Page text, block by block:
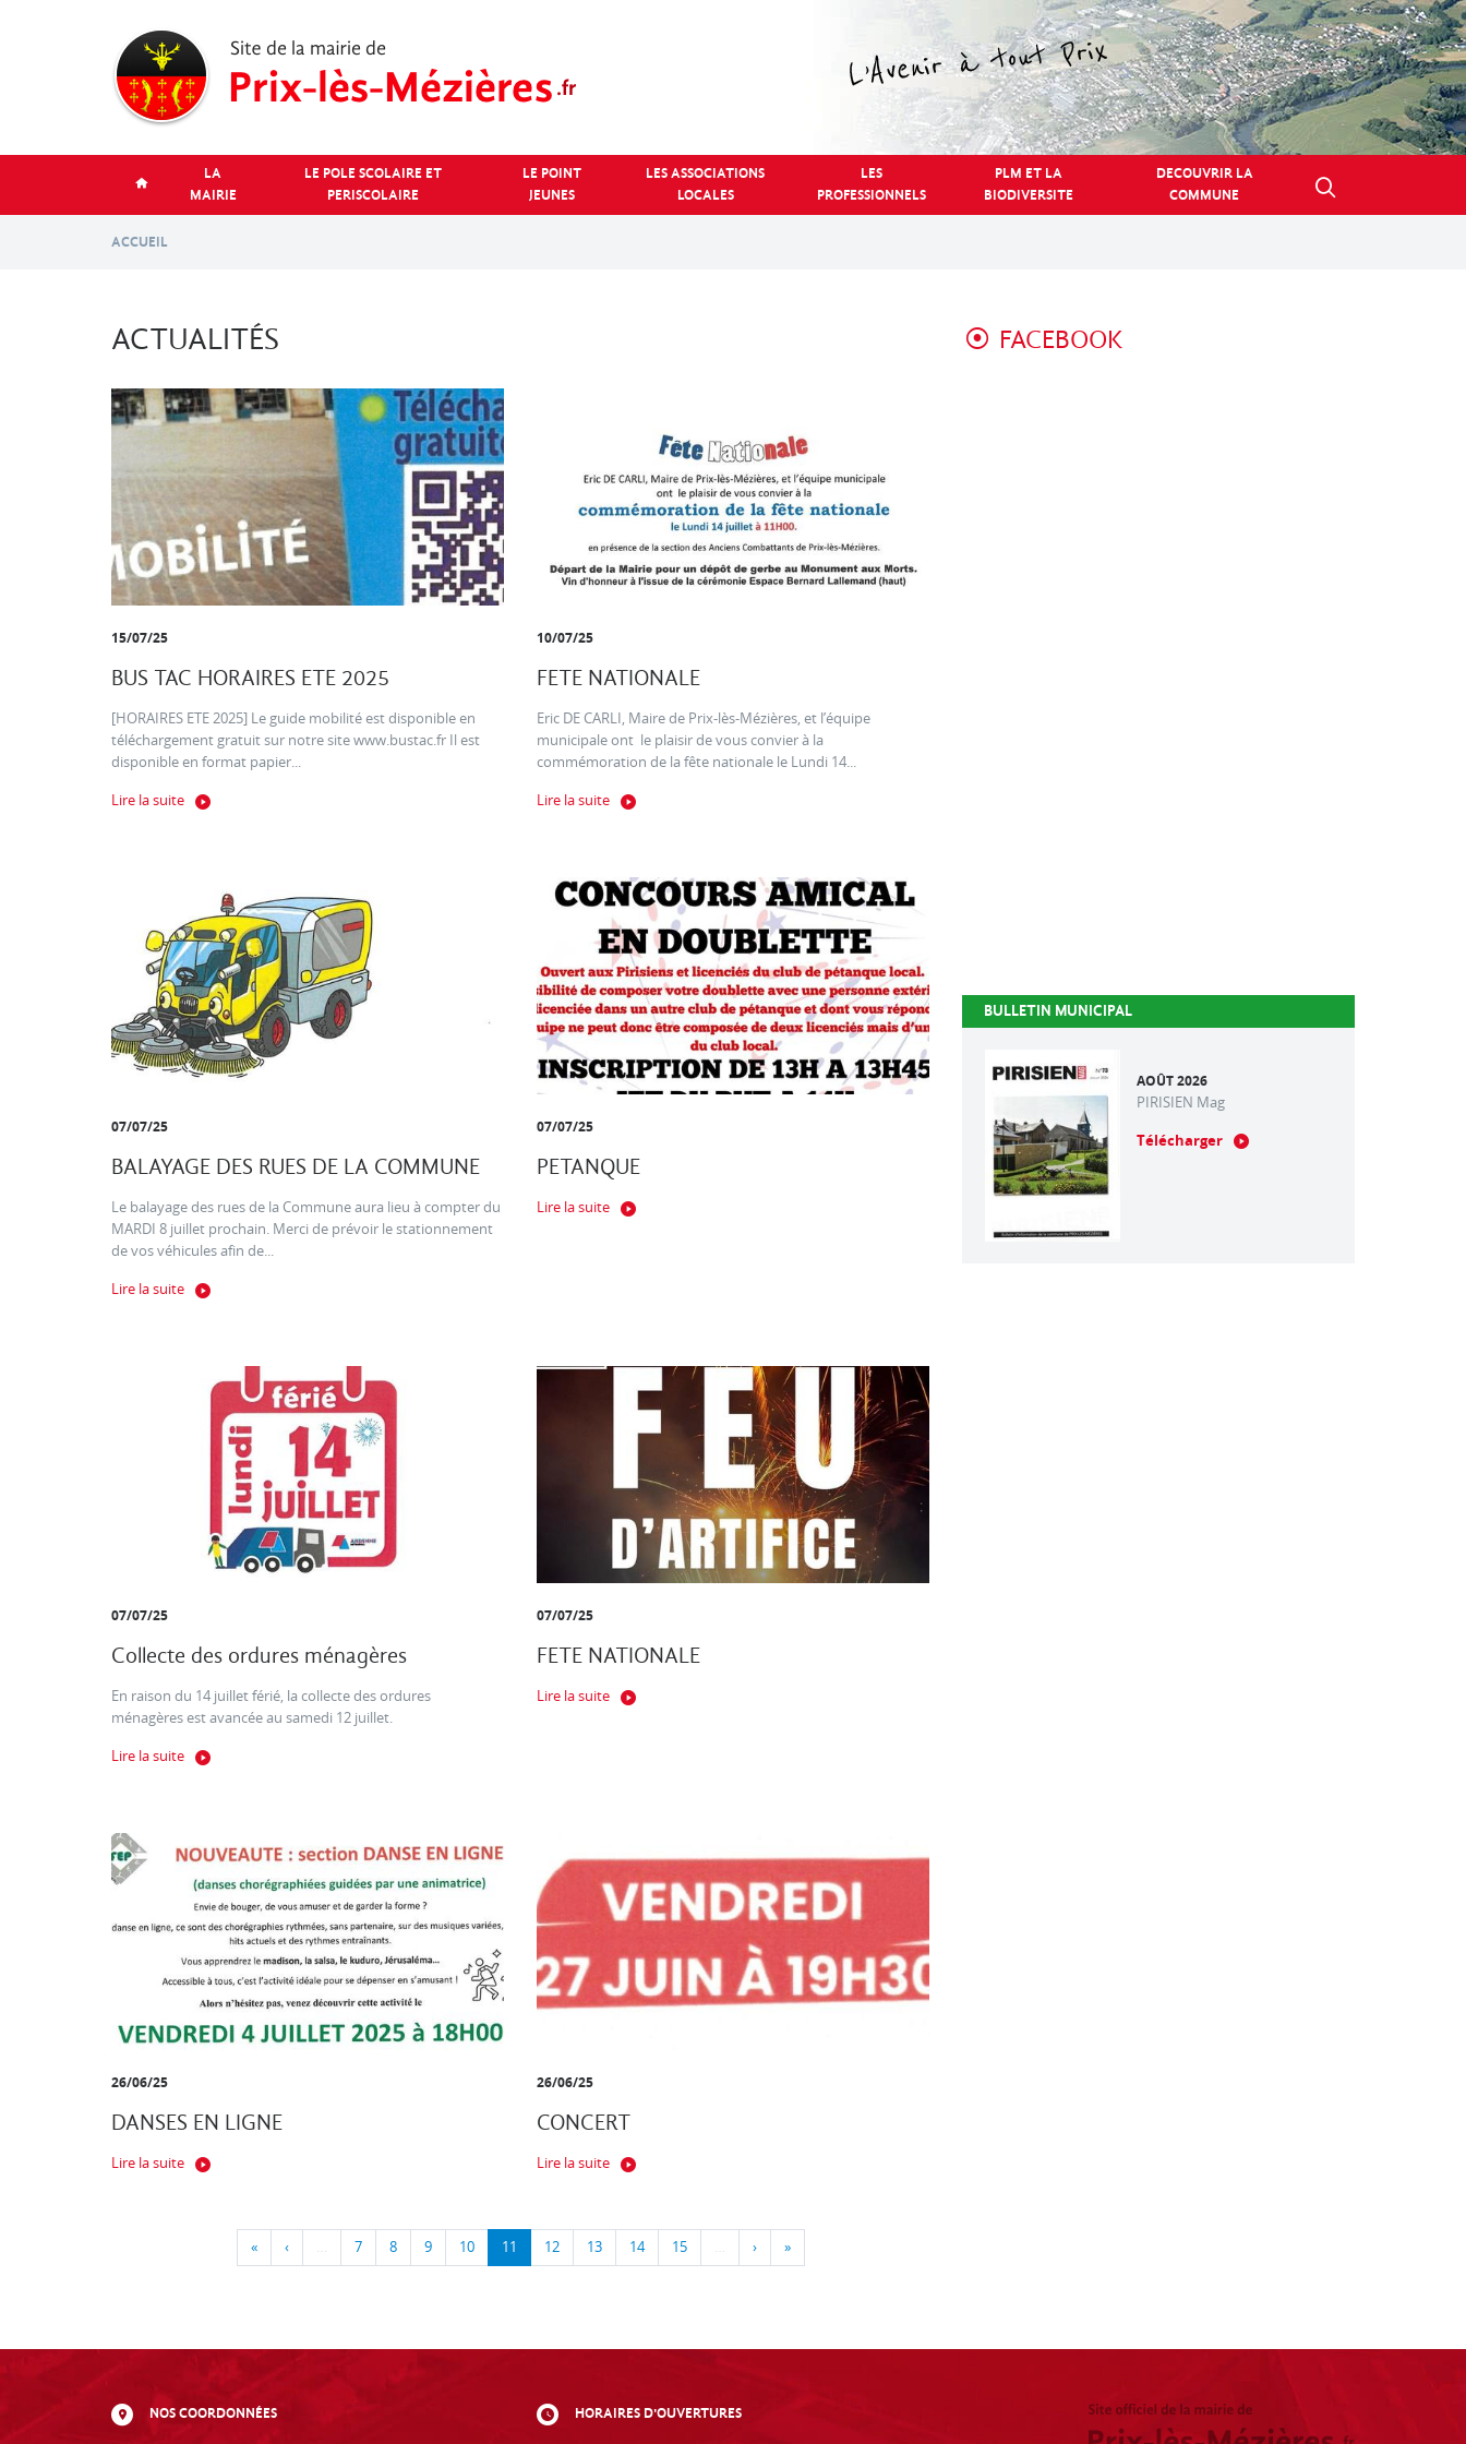
LA
MAIRIE
LE POLE SCOLAIRE ET
PERISCOLAIRE
LE POINT
JEUNES
LES ASSOCIATIONS
LOCALES
LES
PROFESSIONNELS
PLM ET LA
BIODIVERSITE
DECOUVRIR LA
COMMUNE
ACCUEIL
ACTUALITÉS
15/07/25
BUS TAC HORAIRES ETE 2025
[HORAIRES ETE 2025] Le guide mobilité est disponible en
téléchargement gratuit sur notre site www.bustac.fr Il est
disponible en format papier...
Lire la suite
10/07/25
FETE NATIONALE
Eric DE CARLI, Maire de Prix-lès-Mézières, et l’équipe
municipale ont le plaisir de vous convier à la
commémoration de la fête nationale le Lundi 14...
Lire la suite
07/07/25
BALAYAGE DES RUES DE LA COMMUNE
Le balayage des rues de la Commune aura lieu à compter du
MARDI 8 juillet prochain. Merci de prévoir le stationnement
de vos véhicules afin de...
Lire la suite
07/07/25
PETANQUE
Lire la suite
07/07/25
Collecte des ordures ménagères
En raison du 14 juillet férié, la collecte des ordures
ménagères est avancée au samedi 12 juillet.
Lire la suite
07/07/25
FETE NATIONALE
Lire la suite
26/06/25
DANSES EN LIGNE
Lire la suite
26/06/25
CONCERT
Lire la suite
« ‹ … 7 8 9 10 11 12 13 14 15 … › »
FACEBOOK
BULLETIN MUNICIPAL
AOÛT 2026
PIRISIEN Mag
Télécharger
NOS COORDONNÉES HORAIRES D'OUVERTURES